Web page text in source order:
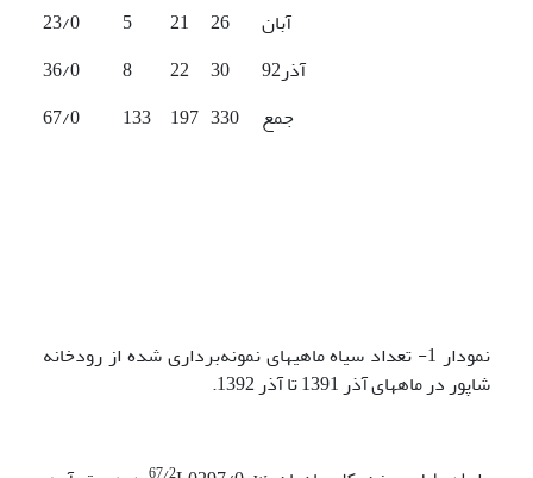
23/0 5 21 26
آبان
36/0
8 22 30
آذر92
67/0
133 197 330 جمع
نمودار 1- تعداد سیاه ماهی­های نمونه‌برداری شده از رودخانه
شاپور در ماه­های آذر 1391 تا آذر 1392.